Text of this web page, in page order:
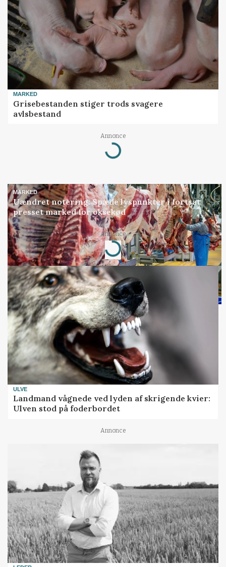
MARKED
Grisebestanden stiger trods svagere
avlsbestand
Annonce
Loading...
MARKED
Uændret notering: Spæde lyspunkter i fortsat
presset marked for oksekød
Annonce
Loading...
ULVE
Landmand vågnede ved lyden af skrigende kvier:
Ulven stod på foderbordet
Annonce